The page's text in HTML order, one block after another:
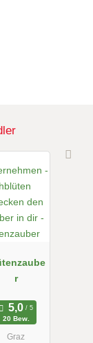
r
20 Bew.
Graz